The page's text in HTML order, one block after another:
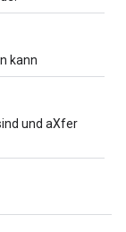
kann
und aXfer